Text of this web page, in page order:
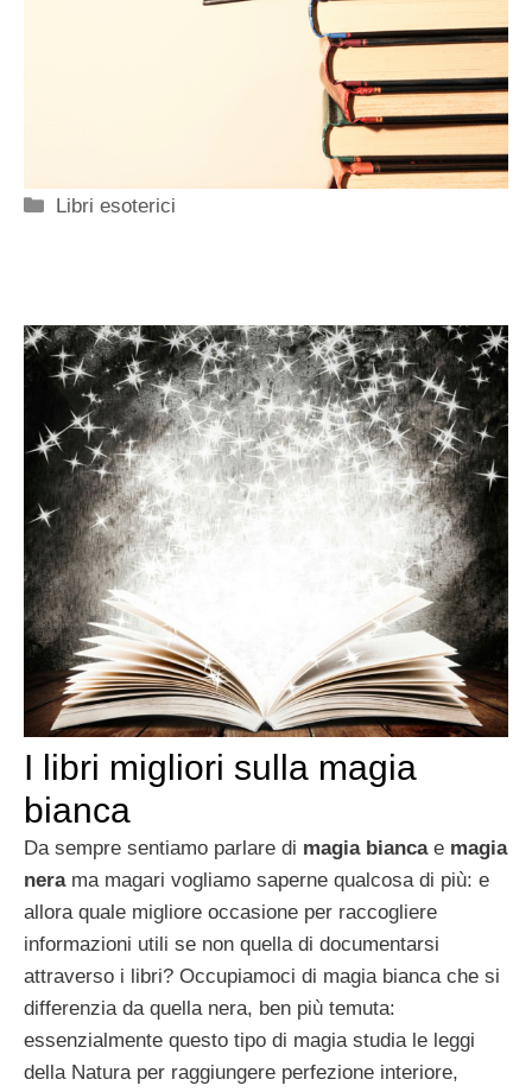
Categorie
Libri esoterici
I libri migliori sulla magia
bianca
Da sempre sentiamo parlare di magia biancae magia
nerama magari vogliamo saperne qualcosa di più: e
allora quale migliore occasione per raccogliere
informazioni utili se non quella di documentarsi
attraverso i libri? Occupiamoci di magia bianca che si
differenzia da quella nera, ben più temuta:
essenzialmente questo tipo di magia studia le leggi
della Natura per raggiungere perfezione interiore,